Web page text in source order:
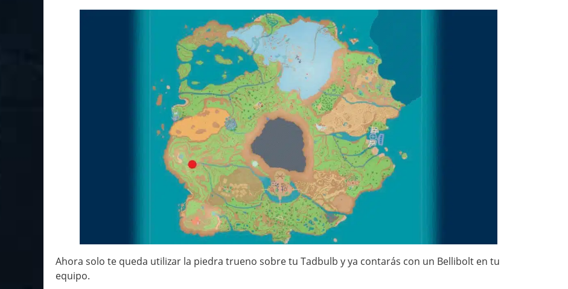
Ahora solo te queda utilizar la piedra trueno sobre tu Tadbulb y ya contarás con un Bellibolt en tu
equipo.